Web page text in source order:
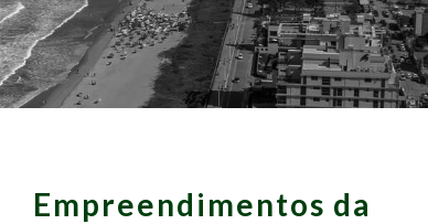
Empreendimentos da